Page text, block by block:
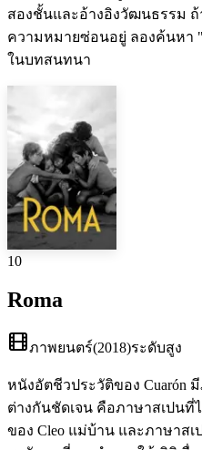
สองชั้นและอ้างอิงวัฒนธรรม
ความหมายซ่อนอยู่ ลองค้นหา
ในบทสนทนา
10
Roma
ภาพยนตร์(2018)ระดับสูง
หนังอัตชีวประวัติของ Cuarón
ต่างกันชัดเจน คือภาษาสเปน
ของ Cleo แม่บ้าน และภาษาส